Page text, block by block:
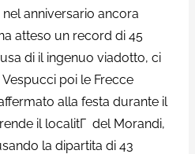
anniversario ancora
atteso un record di 45
di il ingenuo viadotto, ci
poi le Frecce
alla festa durante il
il localitГ del Morandi,
la dipartita di 43